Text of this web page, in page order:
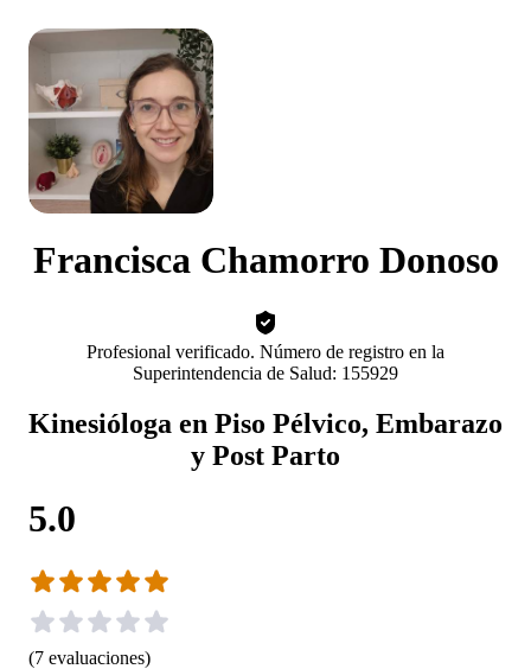
Francisca Chamorro Donoso
Profesional verificado. Número de registro en la
Superintendencia de Salud: 155929
Kinesióloga en Piso Pélvico, Embarazo
y Post Parto
5.0
(7 evaluaciones)